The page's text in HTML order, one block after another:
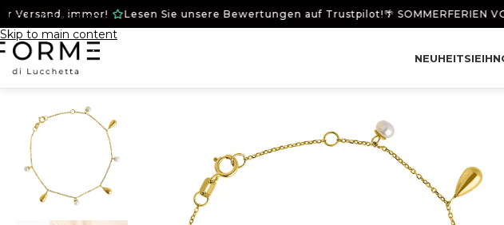
Skip to navigation
Skip to main content
immer! Lesen Sie unsere Bewertungen auf Trustpilot!🌴 SOMMERFERIEN VOM
NEUHEITSIEIHN